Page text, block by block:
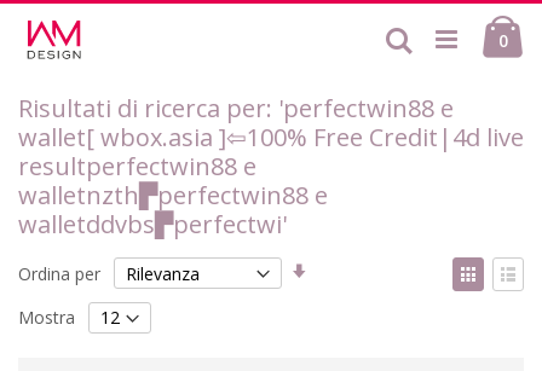
contenuto
0
Cerca
Risultati di ricerca per: 'perfectwin88 e
wallet[ wbox.asia ]⇦100% Free Credit|4d live
resultperfectwin88 e
walletnzth▛perfectwin88 e
walletddvbs▛perfectwi'
Ordina per
Imposta
come
Mostra